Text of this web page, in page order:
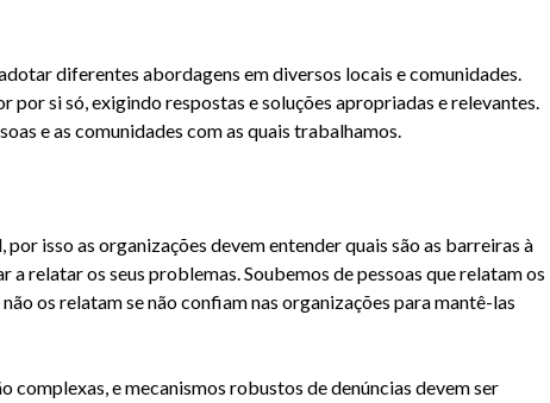
diferentes abordagens em diversos locais e comunidades.
por si só, exigindo respostas e soluções apropriadas e relevantes.
e as comunidades com as quais trabalhamos.
isso as organizações devem entender quais são as barreiras à
a relatar os seus problemas. Soubemos de pessoas que relatam os
os relatam se não confiam nas organizações para mantê-las
complexas, emecanismos robustos de denúncias devem ser